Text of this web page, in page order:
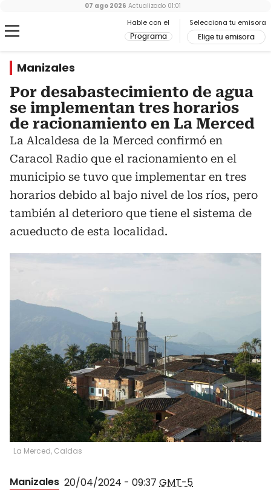
Hable con el
Programa
Selecciona tu emisora
Elige tu emisora
07 ago 2026 Actualizado 01:01
Manizales
Por desabastecimiento de agua
se implementan tres horarios
de racionamiento en La Merced
La Alcaldesa de la Merced confirmó en
Caracol Radio que el racionamiento en el
municipio se tuvo que implementar en tres
horarios debido al bajo nivel de los ríos, pero
también al deterioro que tiene el sistema de
acueducto de esta localidad.
La Merced, Caldas
Manizales 20/04/2024 - 09:37 GMT-5